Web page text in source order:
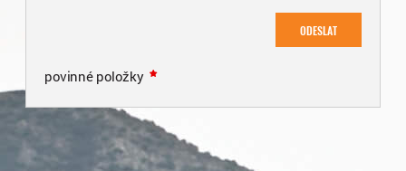
ODESLAT
povinné položky